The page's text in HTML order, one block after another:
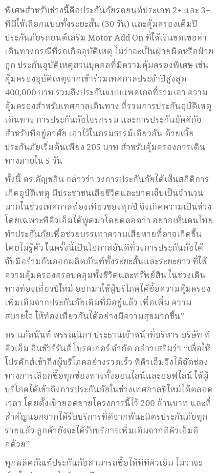
พิเศษสำหรับช่วงนี้คือประกันภัยรถยนต์ประเภท 2+ และ 3+
ที่มีให้เลือกแบบทั้งระยะสั้น (30 วัน) และคุ้มครองเต็มปี
ประกันภัยรถยนต์เสริม Motor Add On ที่ให้เงินชดเชยค่า
เดินทางกรณีที่รถเกิดอุบัติเหตุ ไม่ว่าจะเป็นฝ่ายผิดหรือฝ่าย
ถูก ประกันอุบัติเหตุส่วนบุคคลที่มีความคุ้มครองพิเศษ เช่น
คุ้มครองอุบัติเหตุจากเข้าร่วมเทศกาลประจำปีสูงสุด
400,000 บาท รวมถึงประกันแบบแพคเกจที่รวมเอา ความ
คุ้มครองสำหรับเทศกาลเดินทาง ที่รวมการประกันอุบัติเหตุ
เดินทาง การประกันภัยโจรกรรม และการประกันอัคคีภัย
สำหรับที่อยู่อาศัย เอาไว้ในกรมธรรม์เดียวกัน ด้วยเบี้ย
ประกันภัยเริ่มต้นเพียง 205 บาท สำหรับคุ้มครองการเดิน
ทางภายใน 5 วัน
ทั้งนี้ ดร.อัญชลิน กล่าวว่า วงการประกันภัยได้เห็นสถิติการ
เกิดอุบัติเหตุ มีประชาชนเสียชีวิตและบาดเจ็บเป็นจำนวน
มากในช่วงเทศกาลท่องเที่ยวของทุกปี จึงเกิดความเป็นห่วง
โดยเฉพาะทีคิวเอ็มได้พูดมาโดยตลอดว่า อยากเห็นคนไทย
ทำประกันภัยเพื่อช่วยบรรเทาความเสียหายที่อาจเกิดขึ้น
โดยไม่รู้ตัว ในครั้งนี้เป็นโอกาสอันดีที่วงการประกันภัยได้
จับมือร่วมกันออกผลิตภัณฑ์ทั้งระยะสั้นและระยะยาว ที่ให้
ความคุ้มครองครอบคลุมทั้งชีวิตและทรัพย์สิน ในช่วงเดิน
ทางท่องเที่ยวปีใหม่ ออกมาให้ผู้บริโภคได้ซื้อความคุ้มครอง
เพิ่มเติมจากประกันภัยเดิมที่มีอยู่แล้ว เพื่อเพิ่ม ความ
สบายใจ ให้ท่องเที่ยวกันได้อย่างมีความสุขมากขึ้น”
ดร.นภัสนันท์ พรรณนิภา ประธานเจ้าหน้าที่บริหาร บริษัท ที
คิวเอ็ม อินชัวร์รันส์ โบรคเกอร์ จำกัด กล่าวเสริมว่า “เพื่อให้
โปรดักส์เข้าถึงผู้บริโภคอย่างรวดเร็ว ทีคิวเอ็มจึงได้จัดช่อง
ทางการเลือกซื้อทุกช่องทางทั้งออนไลน์และออฟไลน์ ให้ผู้
บริโภคได้เข้าถึงการประกันภัยในช่วงเทศกาลปีใหม่ได้ตลอด
เวลา โดยตั้งเป้ายอดขายโครงการนี้ไว้ 200 ล้านบาท และที่
สำคัญนอกจากได้รับบริการที่ดีจากพันธมิตรประกันภัยทุก
รายแล้ว ลูกค้ายังจะได้รับบริการเพิ่มเติมจากทีคิวเอ็มอี
กด้วย”
ทุกผลิตภัณฑ์ประกันภัยสามารถซื้อได้ที่ทีคิวเอ็ม ไม่ว่าจะ